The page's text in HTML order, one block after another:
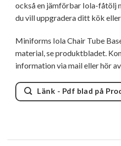
också en jämförbar Iola-fåtölj
du vill uppgradera ditt kök
Miniforms Iola Chair Tube
material, se produktbladet.
information via mail eller hör
Länk - Pdf blad på